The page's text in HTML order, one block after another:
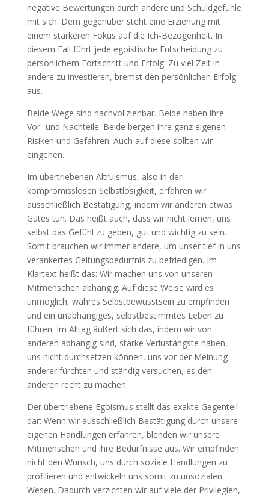
negative Bewertungen durch andere und Schuldgefühle
mit sich. Dem gegenüber steht eine Erziehung mit
einem stärkeren Fokus auf die Ich-Bezogenheit. In
diesem Fall führt jede egoistische Entscheidung zu
persönlichem Fortschritt und Erfolg. Zu viel Zeit in
andere zu investieren, bremst den persönlichen Erfolg
aus.
Beide Wege sind nachvollziehbar. Beide haben ihre
Vor- und Nachteile. Beide bergen ihre ganz eigenen
Risiken und Gefahren. Auch auf diese sollten wir
eingehen.
Im übertriebenen Altruismus, also in der
kompromisslosen Selbstlosigkeit, erfahren wir
ausschließlich Bestätigung, indem wir anderen etwas
Gutes tun. Das heißt auch, dass wir nicht lernen, uns
selbst das Gefühl zu geben, gut und wichtig zu sein.
Somit brauchen wir immer andere, um unser tief in uns
verankertes Geltungsbedürfnis zu befriedigen. Im
Klartext heißt das: Wir machen uns von unseren
Mitmenschen abhängig. Auf diese Weise wird es
unmöglich, wahres Selbstbewusstsein zu empfinden
und ein unabhängiges, selbstbestimmtes Leben zu
führen. Im Alltag äußert sich das, indem wir von
anderen abhängig sind, starke Verlustängste haben,
uns nicht durchsetzen können, uns vor der Meinung
anderer fürchten und ständig versuchen, es den
anderen recht zu machen.
Der übertriebene Egoismus stellt das exakte Gegenteil
dar: Wenn wir ausschließlich Bestätigung durch unsere
eigenen Handlungen erfahren, blenden wir unsere
Mitmenschen und ihre Bedürfnisse aus. Wir empfinden
nicht den Wunsch, uns durch soziale Handlungen zu
profilieren und entwickeln uns somit zu unsozialen
Wesen. Dadurch verzichten wir auf viele der Privilegien,